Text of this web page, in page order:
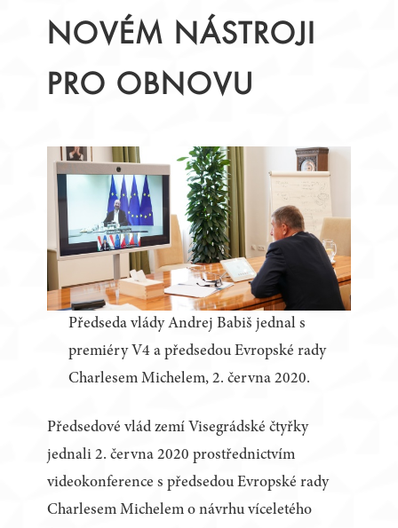
NOVÉM NÁSTROJI
PRO OBNOVU
Předseda vlády Andrej Babiš jednal s
premiéry V4 a předsedou Evropské rady
Charlesem Michelem, 2. června 2020.
Předsedové vlád zemí Visegrádské čtyřky
jednali 2. června 2020 prostřednictvím
videokonference s předsedou Evropské rady
Charlesem Michelem o návrhu víceletého